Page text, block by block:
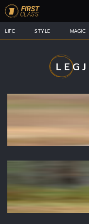
LIFE STYLE MAGIC